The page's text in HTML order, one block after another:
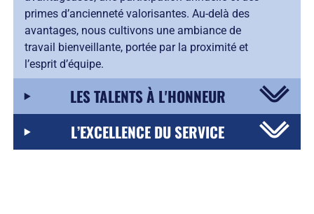
primes d’ancienneté valorisantes. Au-delà des
avantages, nous cultivons une ambiance de
travail bienveillante, portée par la proximité et
l’esprit d’équipe.
LES TALENTS À L'HONNEUR
L’EXCELLENCE DU SERVICE